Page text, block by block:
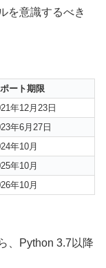
を意識するべき
ート期限
年12月23日
年6月27日
年10月
年10月
年10月
、Python 3.7以降